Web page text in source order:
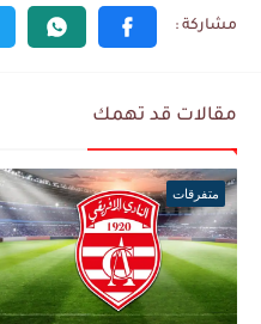
مقالات قد تهمك
متفرقات